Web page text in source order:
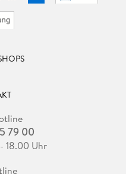
79 00
18.00 Uhr